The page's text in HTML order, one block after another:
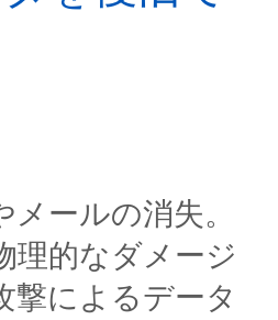
ールの消失。
理的なダメージ
撃によるデータ